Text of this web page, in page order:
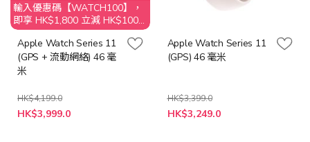
輸入優惠碼【WATCH100】，
即享 HK$1,800 立減 HK$100
優惠
Apple Watch Series 11
(GPS + 流動網絡) 46 毫
米
HK$4,199.0
HK$3,999.0
Apple Watch Series 11
(GPS) 46 毫米
HK$3,399.0
HK$3,249.0